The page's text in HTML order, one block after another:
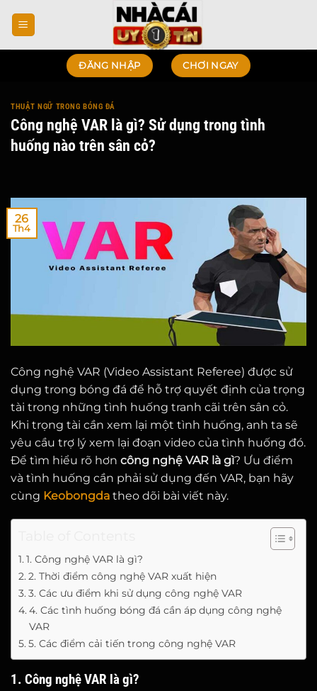
qua
ĐĂNG NHẬP CHƠI NGAY
THUẬT NGỮ TRONG BÓNG ĐÁ
Công nghệ VAR là gì? Sử dụng trong tình
huống nào trên sân cỏ?
26
Th4
Công nghệ VAR (Video Assistant Referee) được sử
dụng trong bóng đá để hỗ trợ quyết định của trọng
tài trong những tình huống tranh cãi trên sân cỏ.
Khi trọng tài cần xem lại một tình huống, anh ta sẽ
yêu cầu trợ lý xem lại đoạn video của tình huống đó.
Để tìm hiểu rõ hơn công nghệ VAR là gì? Ưu điểm
và tình huống cần phải sử dụng đến VAR, bạn hãy
cùng Keobongda theo dõi bài viết này.
1. Công nghệ VAR là gì?
2. Thời điểm công nghệ VAR xuất hiện
3. Các ưu điểm khi sử dụng công nghệ VAR
4. Các tình huống bóng đá cần áp dụng công nghệ
VAR
5. Các điểm cải tiến trong công nghệ VAR
1. Công nghệ VAR là gì?